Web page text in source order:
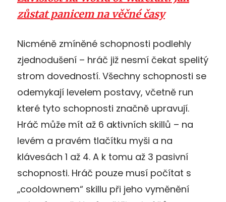
zůstat panicem na věčné časy
Nicméně zmíněné schopnosti podlehly
zjednodušení – hráč již nesmí čekat spelitý
strom dovedností. Všechny schopnosti se
odemykají levelem postavy, včetně run
které tyto schopnosti značně upravují.
Hráč může mít až 6 aktivních skillů – na
levém a pravém tlačítku myši a na
klávesách 1 až 4. A k tomu až 3 pasivní
schopnosti. Hráč pouze musí počítat s
„cooldownem“ skillu při jeho vyměnění